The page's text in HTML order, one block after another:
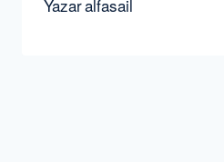
Yazaralfasail